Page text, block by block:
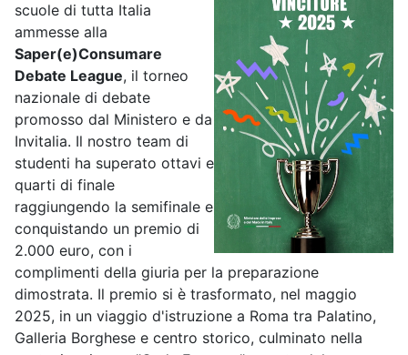
scuole di tutta Italia
ammesse alla
Saper(e)Consumare
Debate League, il torneo
nazionale di debate
promosso dal Ministero e da
Invitalia. Il nostro team di
studenti ha superato ottavi e
quarti di finale
raggiungendo la semifinale e
conquistando un premio di
2.000 euro, con i
complimenti della giuria per la preparazione
dimostrata. Il premio si è trasformato, nel maggio
2025, in un viaggio d'istruzione a Roma tra Palatino,
Galleria Borghese e centro storico, culminato nella